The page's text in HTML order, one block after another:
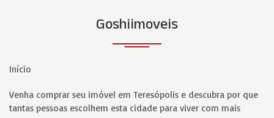
Goshiimoveis
Início
Venha comprar seu imóvel em Teresópolis e descubra por que
tantas pessoas escolhem esta cidade para viver com mais